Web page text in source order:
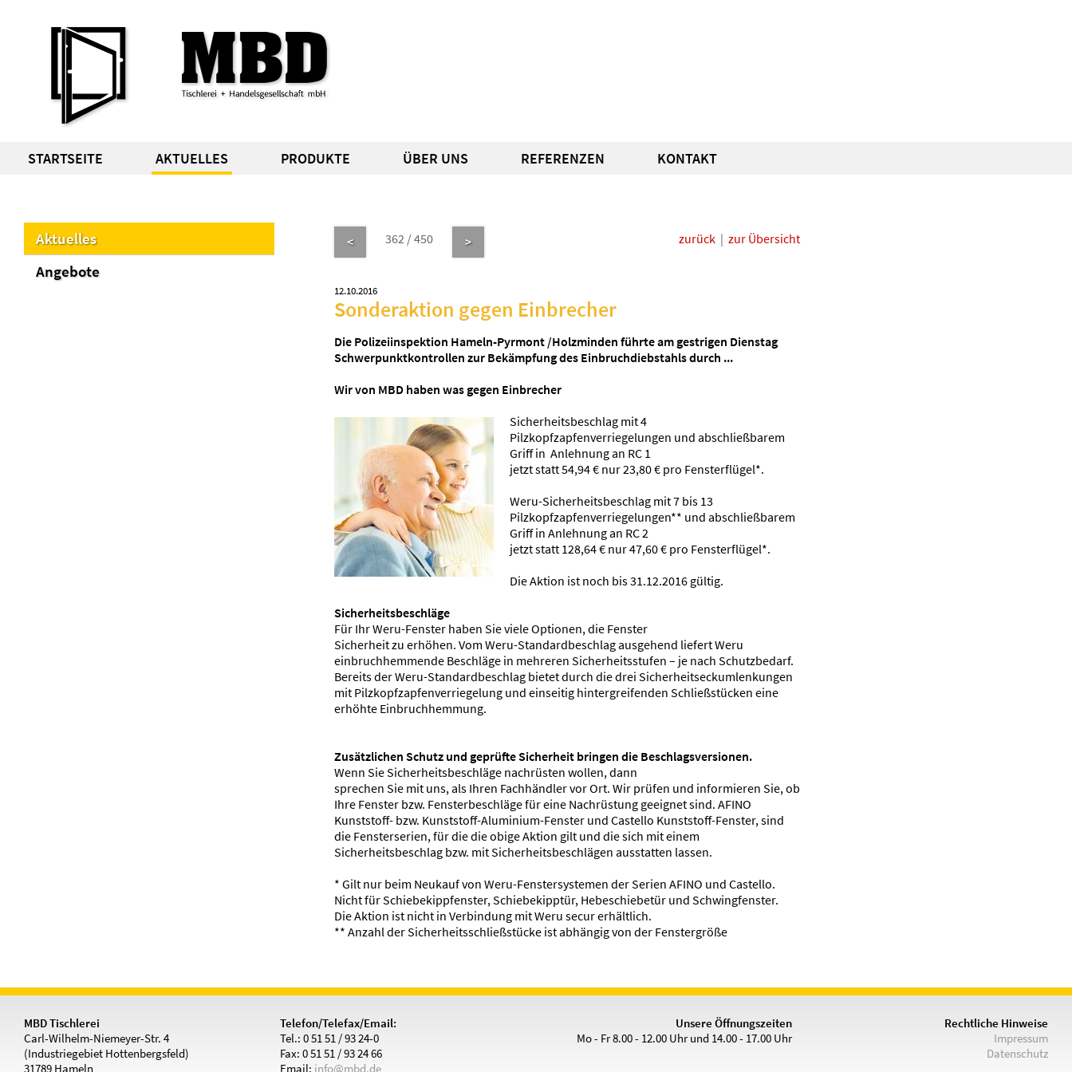
STARTSEITE AKTUELLES PRODUKTE ÜBER UNS REFERENZEN KONTAKT
Aktuelles
Angebote
< 362 / 450 > zurück |zur Übersicht
12.10.2016
Sonderaktion gegen Einbrecher
Die Polizeiinspektion Hameln-Pyrmont /Holzminden führte am gestrigen Dienstag
Schwerpunktkontrollen zur Bekämpfung des Einbruchdiebstahls durch ...
Wir von MBD haben was gegen Einbrecher
Sicherheitsbeschlag mit 4
Pilzkopfzapfenverriegelungen und abschließbarem
Griff in Anlehnung an RC 1
jetzt statt 54,94 € nur 23,80 € pro Fensterflügel*.
Weru-Sicherheitsbeschlag mit 7 bis 13
Pilzkopfzapfenverriegelungen** und abschließbarem
Griff in Anlehnung an RC 2
jetzt statt 128,64 € nur 47,60 € pro Fensterflügel*.
Die Aktion ist noch bis 31.12.2016 gültig.
Sicherheitsbeschläge
Für Ihr Weru-Fenster haben Sie viele Optionen, die Fenster
Sicherheit zu erhöhen. Vom Weru-Standardbeschlag ausgehend liefert Weru
einbruchhemmende Beschläge in mehreren Sicherheitsstufen – je nach Schutzbedarf.
Bereits der Weru-Standardbeschlag bietet durch die drei Sicherheitseckumlenkungen
mit Pilzkopfzapfenverriegelung und einseitig hintergreifenden Schließstücken eine
erhöhte Einbruchhemmung.
Zusätzlichen Schutz und geprüfte Sicherheit bringen die Beschlagsversionen.
Wenn Sie Sicherheitsbeschläge nachrüsten wollen, dann
sprechen Sie mit uns, als Ihren Fachhändler vor Ort. Wir prüfen und informieren Sie, ob
Ihre Fenster bzw. Fensterbeschläge für eine Nachrüstung geeignet sind. AFINO
Kunststoff- bzw. Kunststoff-Aluminium-Fenster und Castello Kunststoff-Fenster, sind
die Fensterserien, für die die obige Aktion gilt und die sich mit einem
Sicherheitsbeschlag bzw. mit Sicherheitsbeschlägen ausstatten lassen.
* Gilt nur beim Neukauf von Weru-Fenstersystemen der Serien AFINO und Castello.
Nicht für Schiebekippfenster, Schiebekipptür, Hebeschiebetür und Schwingfenster.
Die Aktion ist nicht in Verbindung mit Weru secur erhältlich.
** Anzahl der Sicherheitsschließstücke ist abhängig von der Fenstergröße
MBD Tischlerei
Carl-Wilhelm-Niemeyer-Str. 4
(Industriegebiet Hottenbergsfeld)
31789 Hameln
Telefon/Telefax/Email:
Tel.: 0 51 51 / 93 24-0
Fax: 0 51 51 / 93 24 66
Email: info@mbd.de
Unsere Öffnungszeiten
Mo - Fr 8.00 - 12.00 Uhr und 14.00 - 17.00 Uhr
Rechtliche Hinweise
Impressum
Datenschutz